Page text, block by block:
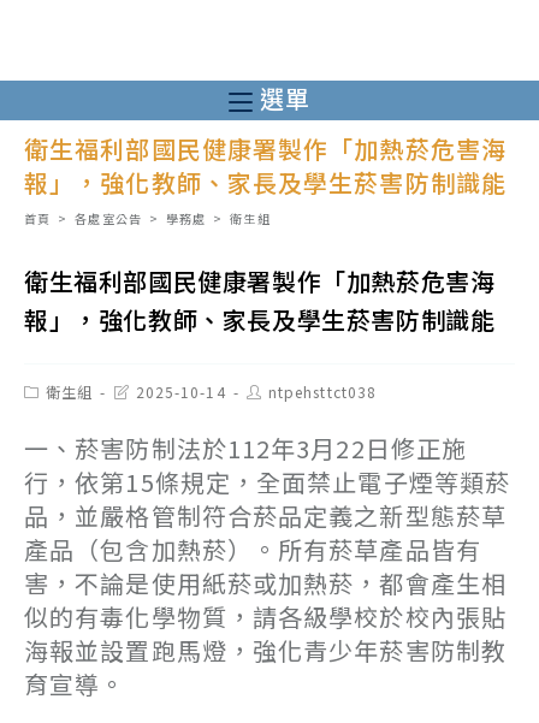
至
主
要
內
選單
衛生福利部國民健康署製作「加熱菸危害海
報」，強化教師、家長及學生菸害防制識能
首頁 > 各處室公告 > 學務處 > 衛生組
衛生福利部國民健康署製作「加熱菸危害海
報」，強化教師、家長及學生菸害防制識能
Post衛生組
Post2025-10-14
Post
author:
ntpehsttct038
一、菸害防制法於112年3月22日修正施
行，依第15條規定，全面禁止電子煙等類菸
品，並嚴格管制符合菸品定義之新型態菸草
產品（包含加熱菸）。所有菸草產品皆有
害，不論是使用紙菸或加熱菸，都會產生相
似的有毒化學物質，請各級學校於校內張貼
海報並設置跑馬燈，強化青少年菸害防制教
育宣導。